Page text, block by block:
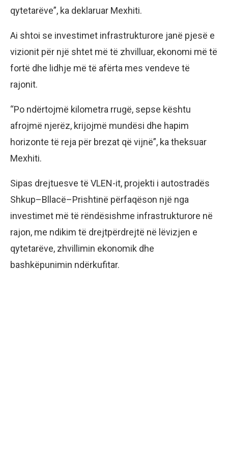
qytetarëve”, ka deklaruar Mexhiti.
Ai shtoi se investimet infrastrukturore janë pjesë e
vizionit për një shtet më të zhvilluar, ekonomi më të
fortë dhe lidhje më të afërta mes vendeve të
rajonit.
“Po ndërtojmë kilometra rrugë, sepse kështu
afrojmë njerëz, krijojmë mundësi dhe hapim
horizonte të reja për brezat që vijnë”, ka theksuar
Mexhiti.
Sipas drejtuesve të VLEN-it, projekti i autostradës
Shkup–Bllacë–Prishtinë përfaqëson një nga
investimet më të rëndësishme infrastrukturore në
rajon, me ndikim të drejtpërdrejtë në lëvizjen e
qytetarëve, zhvillimin ekonomik dhe
bashkëpunimin ndërkufitar.